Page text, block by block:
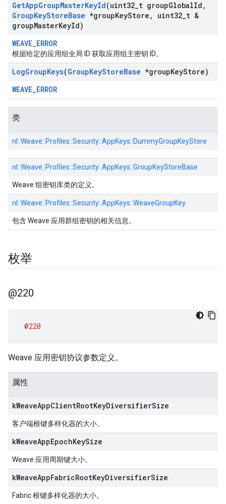
GetAppGroupMasterKeyId(uint32 t groupGlobalId ,
GroupKeyStoreBase *groupKeyStore , uint32 t &
groupMasterKeyId)
WEAVE_ERROR
根据给定的应用组全局 ID 获取应用组主密钥 ID。
LogGroupKeys(GroupKeyStoreBase *groupKeyStore)
WEAVE_ERROR
类
nl::Weave::Profiles::Security::AppKeys::DummyGroupKeyStore
nl::Weave::Profiles::Security::AppKeys::GroupKeyStoreBase
Weave 组密钥库类的定义。
nl::Weave::Profiles::Security::AppKeys::WeaveGroupKey
包含 Weave 应用群组密钥的相关信息。
枚举
@220
@220
Weave 应用密钥协议参数定义。
属性
kWeaveAppClientRootKeyDiversifierSize
客户端根键多样化器的大小。
kWeaveAppEpochKeySize
Weave 应用周期键大小。
kWeaveAppFabricRootKeyDiversifierSize
Fabric 根键多样化器的大小。